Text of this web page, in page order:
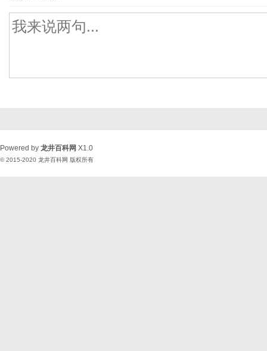
Powered by 龙井百科网 X1.0
© 2015-2020 龙井百科网 版权所有